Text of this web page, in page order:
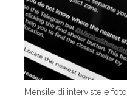
Mensile di interviste e foto